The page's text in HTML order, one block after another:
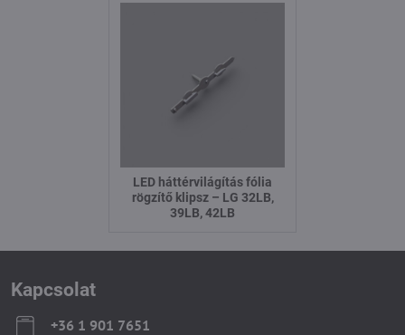
LED háttérvilágítás fólia
rögzítő klipsz – LG 32LB,
39LB, 42LB
Kapcsolat
+36 1 901 7651